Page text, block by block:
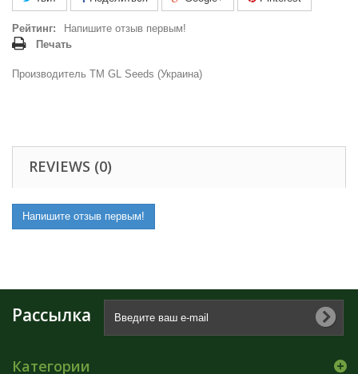
Рейтинг:
Напишите отзыв первым!
Печать
Производитель ТМ GL Seeds (Украина)
REVIEWS (0)
Напишите отзыв первым!
Рассылка
Категории